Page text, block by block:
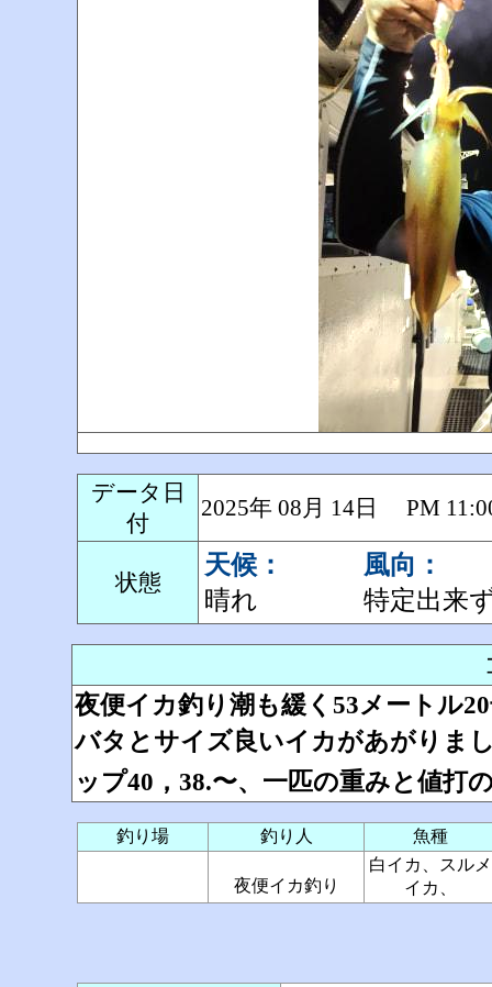
データ日
付
2025年 08月 14日 PM
状態
天候：
晴れ
風向：
特定出来
夜便イカ釣り潮も緩く53メートル
バタとサイズ良いイカがあがりま
ップ40，38.〜、一匹の重みと値打
釣り場 釣り人 魚種
夜便イカ釣り
白イカ、スルメ
イカ、